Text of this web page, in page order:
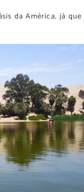
da América, já que